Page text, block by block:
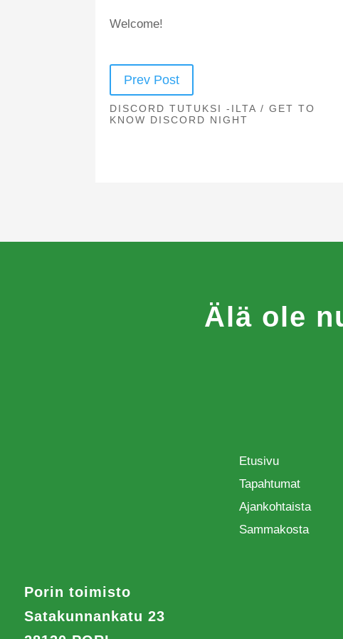
Welcome!
Prev Post
DISCORD TUTUKSI -ILTA / GET TO
KNOW DISCORD NIGHT
Älä ole
Etusivu
Tapahtumat
Ajankohtaista
Sammakosta
Porin toimisto
Satakunnankatu 23